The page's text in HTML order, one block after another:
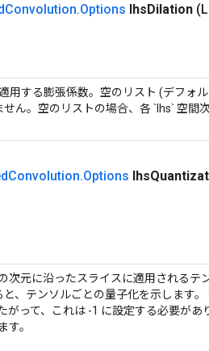
Convolution.Options lhsDilation
用する膨張係数。空のリスト (デフォ
ん。空のリストの場合、各 `lhs` 空間
Convolution.Options lhs
次元に沿ったスライスに適用されるテ
と、テンソルごとの量子化を示します
がって、これは -1 に設定する必要が
す。